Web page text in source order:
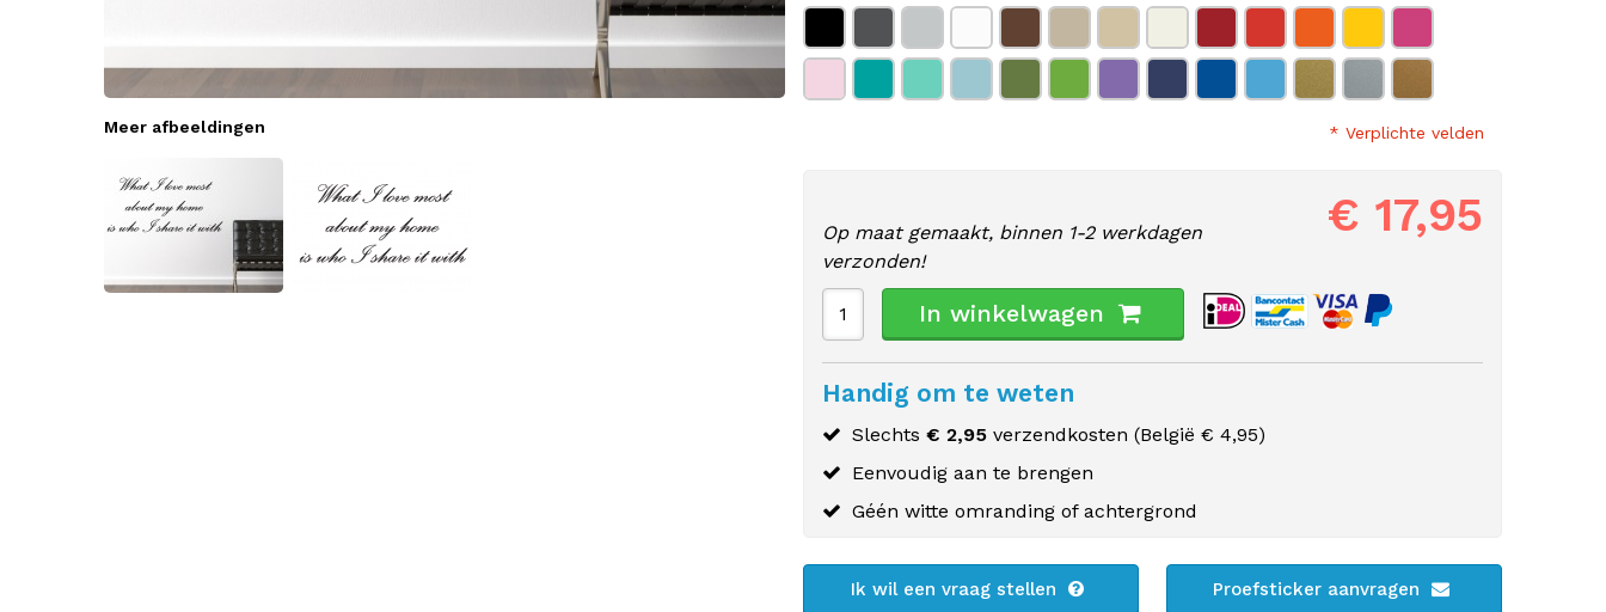
Meer afbeeldingen * Verplichte velden
€ 17,95
Op maat gemaakt, binnen 1-2 werkdagen
verzonden!
In winkelwagen
Handig om te weten
Slechts € 2,95 verzendkosten (België € 4,95)
Eenvoudig aan te brengen
Géén witte omranding of achtergrond
Ik wil een vraag stellen Proefsticker aanvragen